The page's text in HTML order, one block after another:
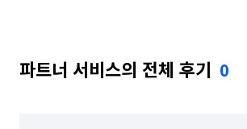
파트너 서비스의 전체 후기 0